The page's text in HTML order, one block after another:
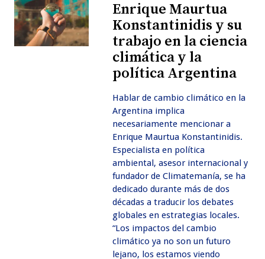
Enrique Maurtua
Konstantinidis y su
trabajo en la ciencia
climática y la
política Argentina
Hablar de cambio climático en la
Argentina implica
necesariamente mencionar a
Enrique Maurtua Konstantinidis.
Especialista en política
ambiental, asesor internacional y
fundador de Climatemanía, se ha
dedicado durante más de dos
décadas a traducir los debates
globales en estrategias locales.
“Los impactos del cambio
climático ya no son un futuro
lejano, los estamos viendo